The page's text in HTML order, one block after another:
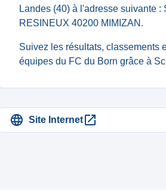
Landes (40) à l'adresse suivante
RESINEUX 40200 MIMIZAN.
Suivez les résultats, classements
équipes du FC du Born grâce à
Site Internet